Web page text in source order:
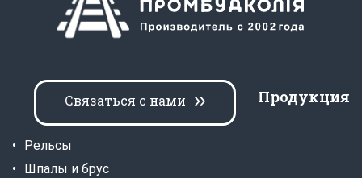
Продукция
Рельсы
Шпалы и брус
Связаться с нами